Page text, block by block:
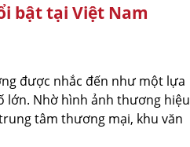
bật tại Việt Nam
được nhắc đến như một lựa
lớn. Nhờ hình ảnh thương hiệu
tâm thương mại, khu văn